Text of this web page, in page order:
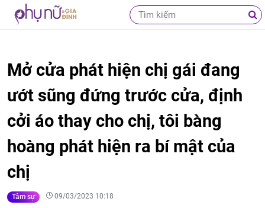
Mở cửa phát hiện chị gái đang
ướt sũng đứng trước cửa, định
cởi áo thay cho chị, tôi bàng
hoàng phát hiện ra bí mật của
chị
Tâm sự 09/03/2023 10:18